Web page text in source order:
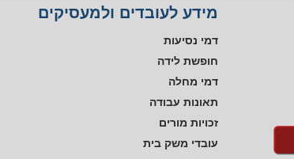
מידע לעובדים ולמעסיקים
דמי נסיעות
חופשת לידה
דמי מחלה
תאונות עבודה
זכויות מורים
עובדי משק בית